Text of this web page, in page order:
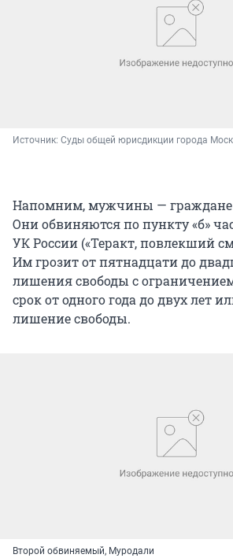
Источник: Суды общей юрисдикции города
Напомним, мужчины — граждане
Они обвиняются по пункту «б»
УК России («Теракт, повлекший
Им грозит от пятнадцати до
лишения свободы с
срок от одного года до двух лет
лишение свободы.
Второй обвиняемый, Муродали